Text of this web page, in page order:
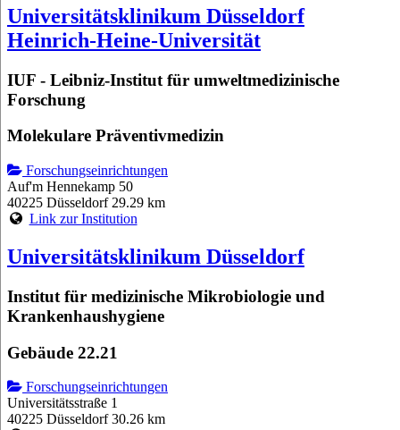
Universitätsklinikum Düsseldorf
Heinrich-Heine-Universität
IUF - Leibniz-Institut für umweltmedizinische
Forschung
Molekulare Präventivmedizin
Forschungseinrichtungen
Auf'm Hennekamp 50
40225 Düsseldorf 29.29 km
Link zur Institution
Universitätsklinikum Düsseldorf
Institut für medizinische Mikrobiologie und
Krankenhaushygiene
Gebäude 22.21
Forschungseinrichtungen
Universitätsstraße 1
40225 Düsseldorf 30.26 km